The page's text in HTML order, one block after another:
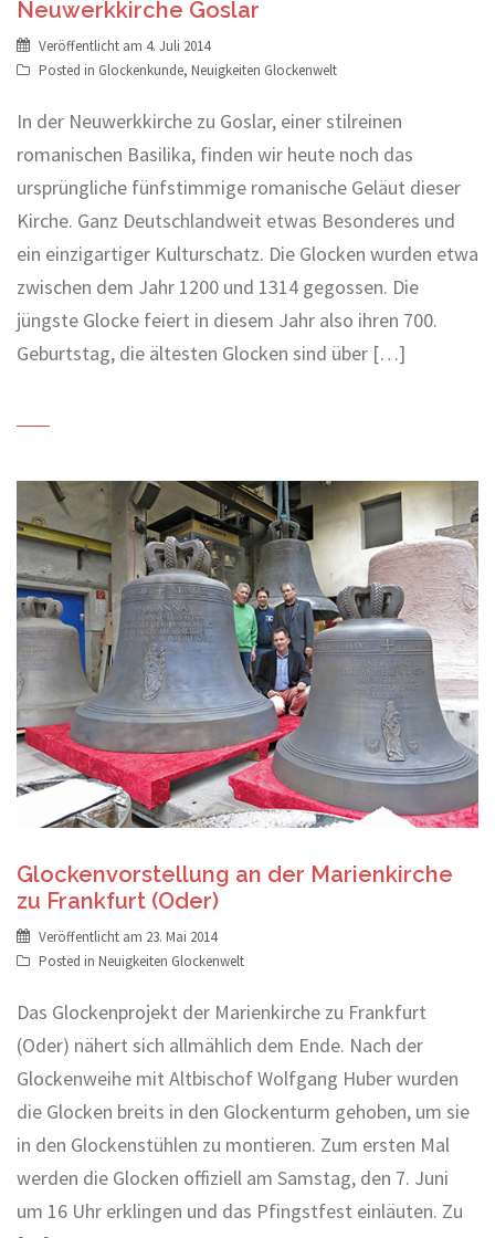
Neuwerkkirche Goslar
Veröffentlicht am 4. Juli 2014
Posted in Glockenkunde, Neuigkeiten Glockenwelt
In der Neuwerkkirche zu Goslar, einer stilreinen
romanischen Basilika, finden wir heute noch das
ursprüngliche fünfstimmige romanische Geläut dieser
Kirche. Ganz Deutschlandweit etwas Besonderes und
ein einzigartiger Kulturschatz. Die Glocken wurden etwa
zwischen dem Jahr 1200 und 1314 gegossen. Die
jüngste Glocke feiert in diesem Jahr also ihren 700.
Geburtstag, die ältesten Glocken sind über […]
Glockenvorstellung an der Marienkirche
zu Frankfurt (Oder)
Veröffentlicht am 23. Mai 2014
Posted in Neuigkeiten Glockenwelt
Das Glockenprojekt der Marienkirche zu Frankfurt
(Oder) nähert sich allmählich dem Ende. Nach der
Glockenweihe mit Altbischof Wolfgang Huber wurden
die Glocken breits in den Glockenturm gehoben, um sie
in den Glockenstühlen zu montieren. Zum ersten Mal
werden die Glocken offiziell am Samstag, den 7. Juni
um 16 Uhr erklingen und das Pfingstfest einläuten. Zu